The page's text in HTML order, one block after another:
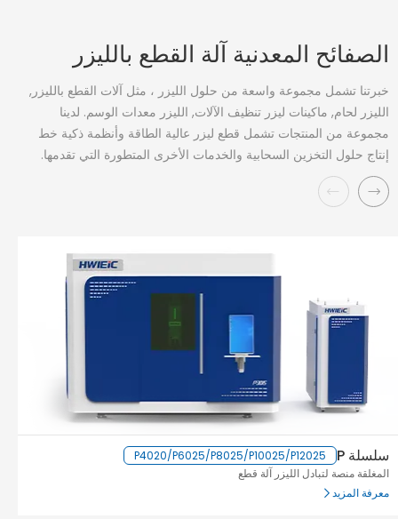
الصفائح المعدنية آلة القطع بالليزر
خبرتنا تشمل مجموعة واسعة من حلول الليزر ، مثل آلات القطع بالليزر,
الليزر لحام, ماكينات ليزر تنظيف الآلات, الليزر معدات الوسم. لدينا
مجموعة من المنتجات تشمل قطع ليزر عالية الطاقة وأنظمة ذكية خط
إنتاج حلول التخزين السحابية والخدمات الأخرى المتطورة التي تقدمها.
سلسلة P
P4020/P6025/P8025/P10025/P12025
المغلقة منصة لتبادل الليزر آلة قطع
معرفة المزيد